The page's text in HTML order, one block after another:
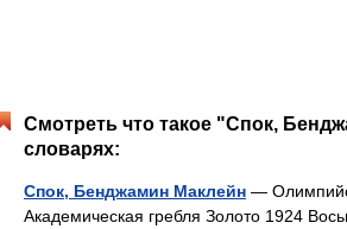
Смотреть что такое "Спок,
словарях:
Спок, Бенджамин Маклейн —
Академическая гребля Золото 1924